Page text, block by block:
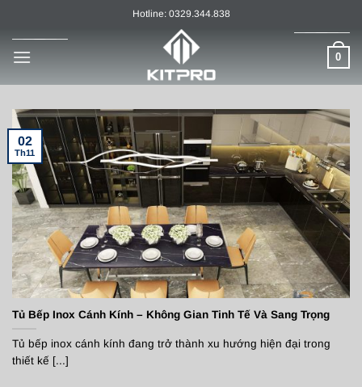
nội
Hotline: 0329.344.838
0
Tủ Bếp Inox Cánh Kính – Không Gian Tinh Tế Và Sang Trọng
Tủ bếp inox cánh kính đang trở thành xu hướng hiện đại trong
thiết kế [...]
02
Th11